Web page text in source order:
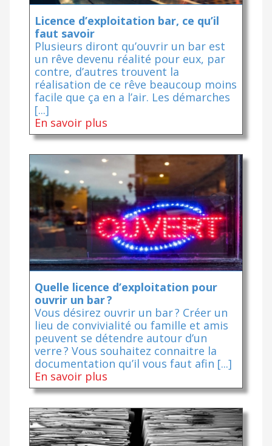
Licence d’exploitation bar, ce qu’il
faut savoir
Plusieurs diront qu’ouvrir un bar est
un rêve devenu réalité pour eux, par
contre, d’autres trouvent la
réalisation de ce rêve beaucoup moins
facile que ça en a l’air. Les démarches
[...]
En savoir plus
Quelle licence d’exploitation pour
ouvrir un bar ?
Vous désirez ouvrir un bar ? Créer un
lieu de convivialité ou famille et amis
peuvent se détendre autour d’un
verre ? Vous souhaitez connaitre la
documentation qu’il vous faut afin [...]
En savoir plus